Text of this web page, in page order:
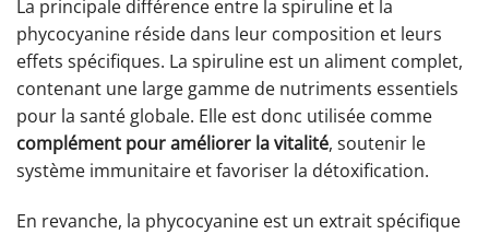
La principale différence entre la spiruline et la
phycocyanine réside dans leur composition et leurs
effets spécifiques. La spiruline est un aliment complet,
contenant une large gamme de nutriments essentiels
pour la santé globale. Elle est donc utilisée comme
complément pour améliorer la vitalité, soutenir le
système immunitaire et favoriser la détoxification.
En revanche, la phycocyanine est un extrait spécifique